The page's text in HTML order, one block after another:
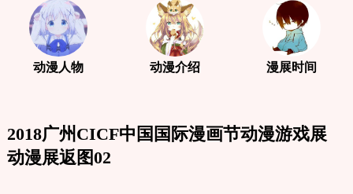
动漫人物 动漫介绍 漫展时间
2018广州CICF中国国际漫画节动漫游戏展
动漫展返图02